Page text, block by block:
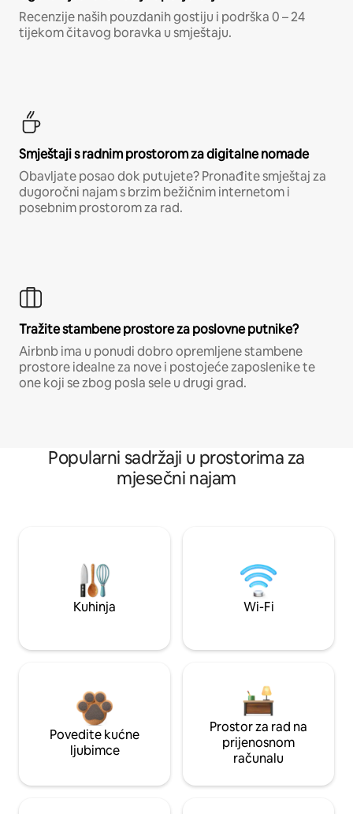
Recenzije naših pouzdanih gostiju i podrška 0 – 24
tijekom čitavog boravka u smještaju.
Smještaji s radnim prostorom za digitalne nomade
Obavljate posao dok putujete? Pronađite smještaj za
dugoročni najam s brzim bežičnim internetom i
posebnim prostorom za rad.
Tražite stambene prostore za poslovne putnike?
Airbnb ima u ponudi dobro opremljene stambene
prostore idealne za nove i postojeće zaposlenike te
one koji se zbog posla sele u drugi grad.
Popularni sadržaji u prostorima za
mjesečni najam
Kuhinja Wi-Fi
Povedite kućne
ljubimce
Prostor za rad na
prijenosnom
računalu